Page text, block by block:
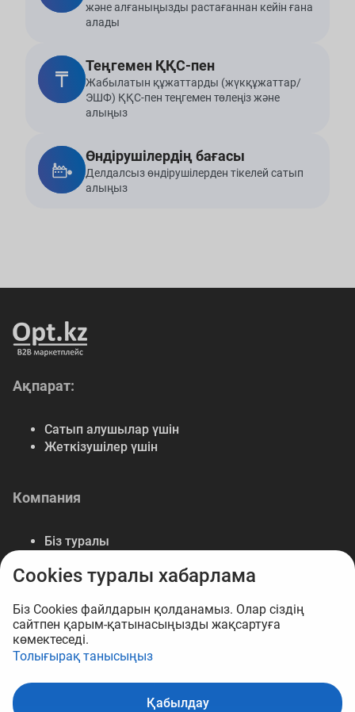
және алғаныңызды растағаннан кейін ғана
алады
Теңгемен ҚҚС-пен
Жабылатын құжаттарды (жүкқұжаттар/
ЭШФ) ҚҚС-пен теңгемен төлеңіз және
алыңыз
Өндірушілердің бағасы
Делдалсыз өндірушілерден тікелей сатып
алыңыз
Ақпарат:
Сатып алушылар үшін
Жеткізушілер үшін
Компания
Біз туралы
Деректемелер
Cookies туралы хабарлама
Біз Cookies файлдарын қолданамыз. Олар сіздің
сайтпен қарым-қатынасыңызды жақсартуға
көмектеседі.
Толығырақ танысыңыз
Қабылдау